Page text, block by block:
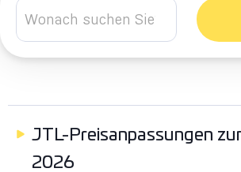
JTL-Preisanpassungen
2026